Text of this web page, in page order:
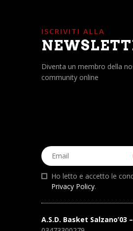
ISCRIVITI ALLA
Diventa un membro della
community online
Ho letto e accetto le
Privacy Policy.
A.S.D. Basket Salzano’03 –